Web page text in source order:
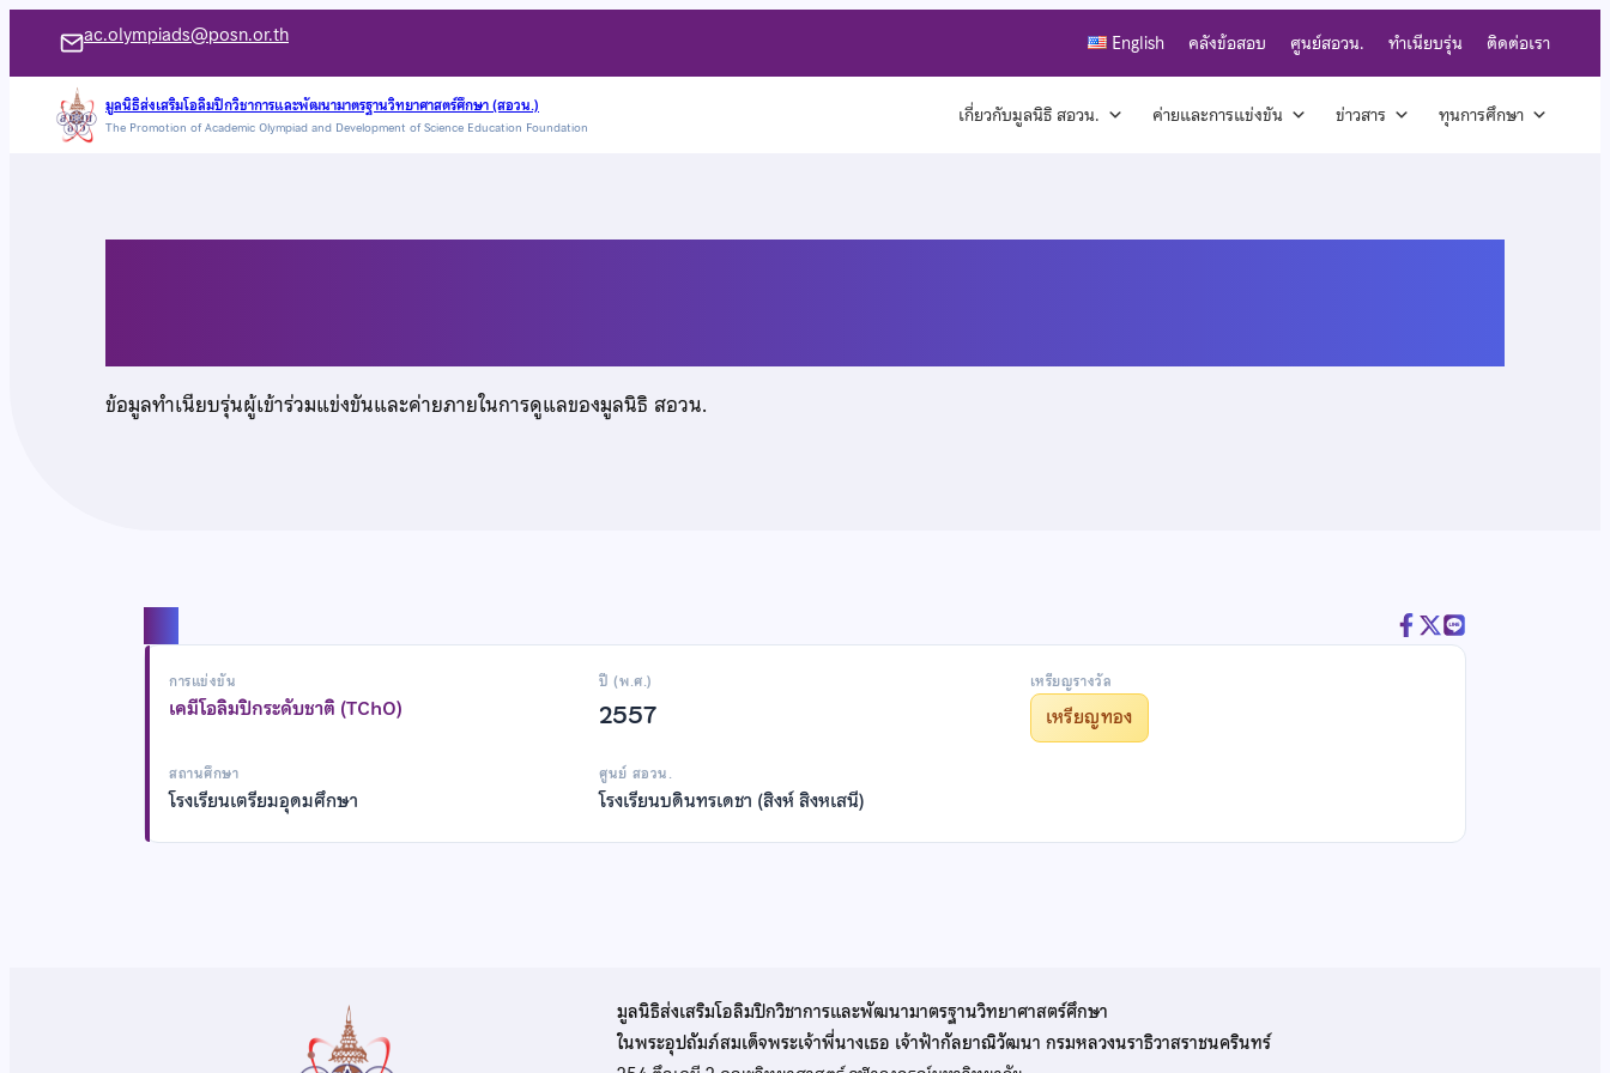
เนื้อหา
ac.olympiads@posn.or.th English คลังข้อสอบ ศูนย์สอวน. ทำเนียบรุ่น ติดต่อเรา
มูลนิธิส่งเสริมโอลิมปิกวิชาการและพัฒนามาตรฐานวิทยาศาสตร์ศึกษา (สอวน.)
The Promotion of Academic Olympiad and Development of Science Education Foundation เกี่ยวกับมูลนิธิ สอวน. ค่ายและการแข่งขัน ข่าวสาร ทุนการศึกษา
ข้อมูลทำเนียบรุ่นผู้เข้าร่วมแข่งขันและค่ายภายในการดูแลของมูลนิธิ สอวน.
การแข่งขัน
เคมีโอลิมปิกระดับชาติ (TChO)
ปี (พ.ศ.)
2557
เหรียญรางวัล
เหรียญทอง
สถานศึกษา
โรงเรียนเตรียมอุดมศึกษา
ศูนย์ สอวน.
โรงเรียนบดินทรเดชา (สิงห์ สิงหเสนี)
มูลนิธิส่งเสริมโอลิมปิกวิชาการและพัฒนามาตรฐานวิทยาศาสตร์ศึกษา
ในพระอุปถัมภ์สมเด็จพระเจ้าพี่นางเธอ เจ้าฟ้ากัลยาณิวัฒนา กรมหลวงนราธิวาสราชนครินทร์